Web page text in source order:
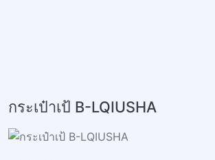
กระเป๋าเป้ B-LQIUSHA